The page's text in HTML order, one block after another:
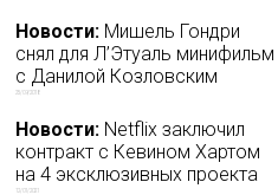
Новости: Мишель Гондри
снял для Л’Этуаль минифильм
с Данилой Козловским
25/09/2018
Новости: Netflix заключил
контракт с Кевином Хартом
на 4 эксклюзивных проекта
12/01/2021